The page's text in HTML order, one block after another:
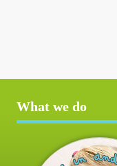
What we do